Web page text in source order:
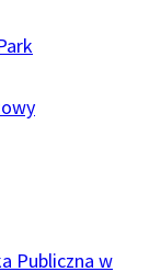
Publiczna w